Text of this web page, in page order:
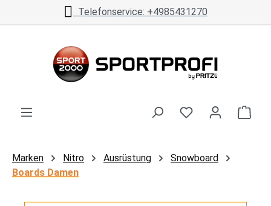
Zum Hauptinhalt springenTelefonservice: +4985431270
Marken Nitro Ausrüstung
Snowboard
Boards Damen